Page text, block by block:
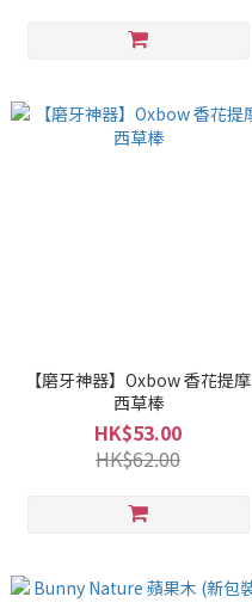
【磨牙神器】Oxbow 香花提摩
西草棒
HK$53.00
HK$62.00